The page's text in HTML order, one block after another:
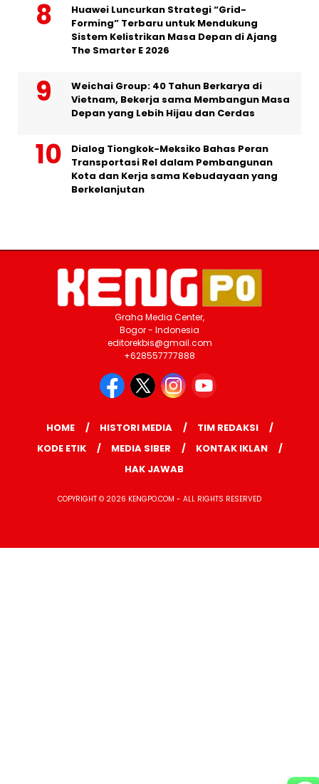
Huawei Luncurkan Strategi “Grid-
Forming” Terbaru untuk Mendukung
Sistem Kelistrikan Masa Depan di Ajang
The Smarter E 2026
Weichai Group: 40 Tahun Berkarya di
Vietnam, Bekerja sama Membangun Masa
Depan yang Lebih Hijau dan Cerdas
Dialog Tiongkok-Meksiko Bahas Peran
Transportasi Rel dalam Pembangunan
Kota dan Kerja sama Kebudayaan yang
Berkelanjutan
Graha Media Center,
Bogor - Indonesia
editorekbis@gmail.com
+628557777888
HOME HISTORI MEDIA
TIM REDAKSI
KODE ETIK
MEDIA SIBER
KONTAK IKLAN
HAK JAWAB
COPYRIGHT © 2026 KENGPO.COM - ALL RIGHTS RESERVED